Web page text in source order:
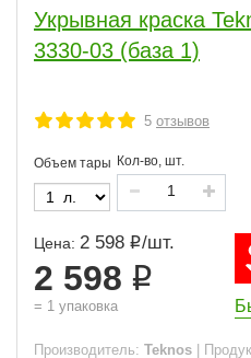
Укрывная краска
3330-03 (база 1)
5 отзывов
Объем тары Кол-во, шт.
Цена: 2 598 /шт.
2 598
= 1 упаковка
Производитель: Teknos